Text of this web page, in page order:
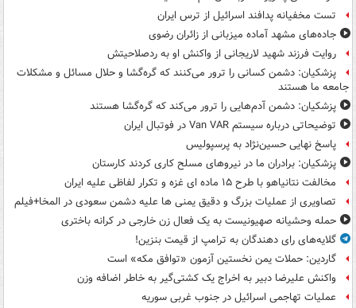
تست مخفیانه پدافند اسرائیل از ترس ایران
جاده‌های مشهد آماده میزبانی از زائران رضوی
روایت فرزند شهید لاریجانی از واکنش او به ردصلاحیتش
پزشکیان: دشمن کسانی را ترور می‌کنند که گره‌گشا و حلال مسائل و مشکلات
جامعه ما هستند
پزشکیان: دشمن آدم‌هایی را ترور می‌کند که گره‌گشا هستند
توضیحاتی درباره سیستم Van VAR در فوتبال ایران
پاسخ نهایی حسین‌نژاد به پرسپولیس
پزشکیان: برادران ما در نیروهای مسلح کاری کردند کارستان
مخالفت نتانیاهو با طرح ۱۵ ماده ای غزه و تکرار لفاظی علیه ایران
تصاویری از عملیات بزرگ و دقیق یمنی ها علیه دشمن سعودی در المخا+فیلم
حمله وحشیانه صهیونیست به یک فعال زن خارجی در کرانه باختری
گلایه‌های رای دهندگان به ترامپ از قیمت بنزین!
گاردین: حملات یمن نخستین آزمون «توافق مکه» است
واکنش علیرضا دبیر به اخراج یک کشتی‌گیر به خاطر اضافه وزن
عملیات تهاجمی اسرائیل در جنوب غربی سوریه